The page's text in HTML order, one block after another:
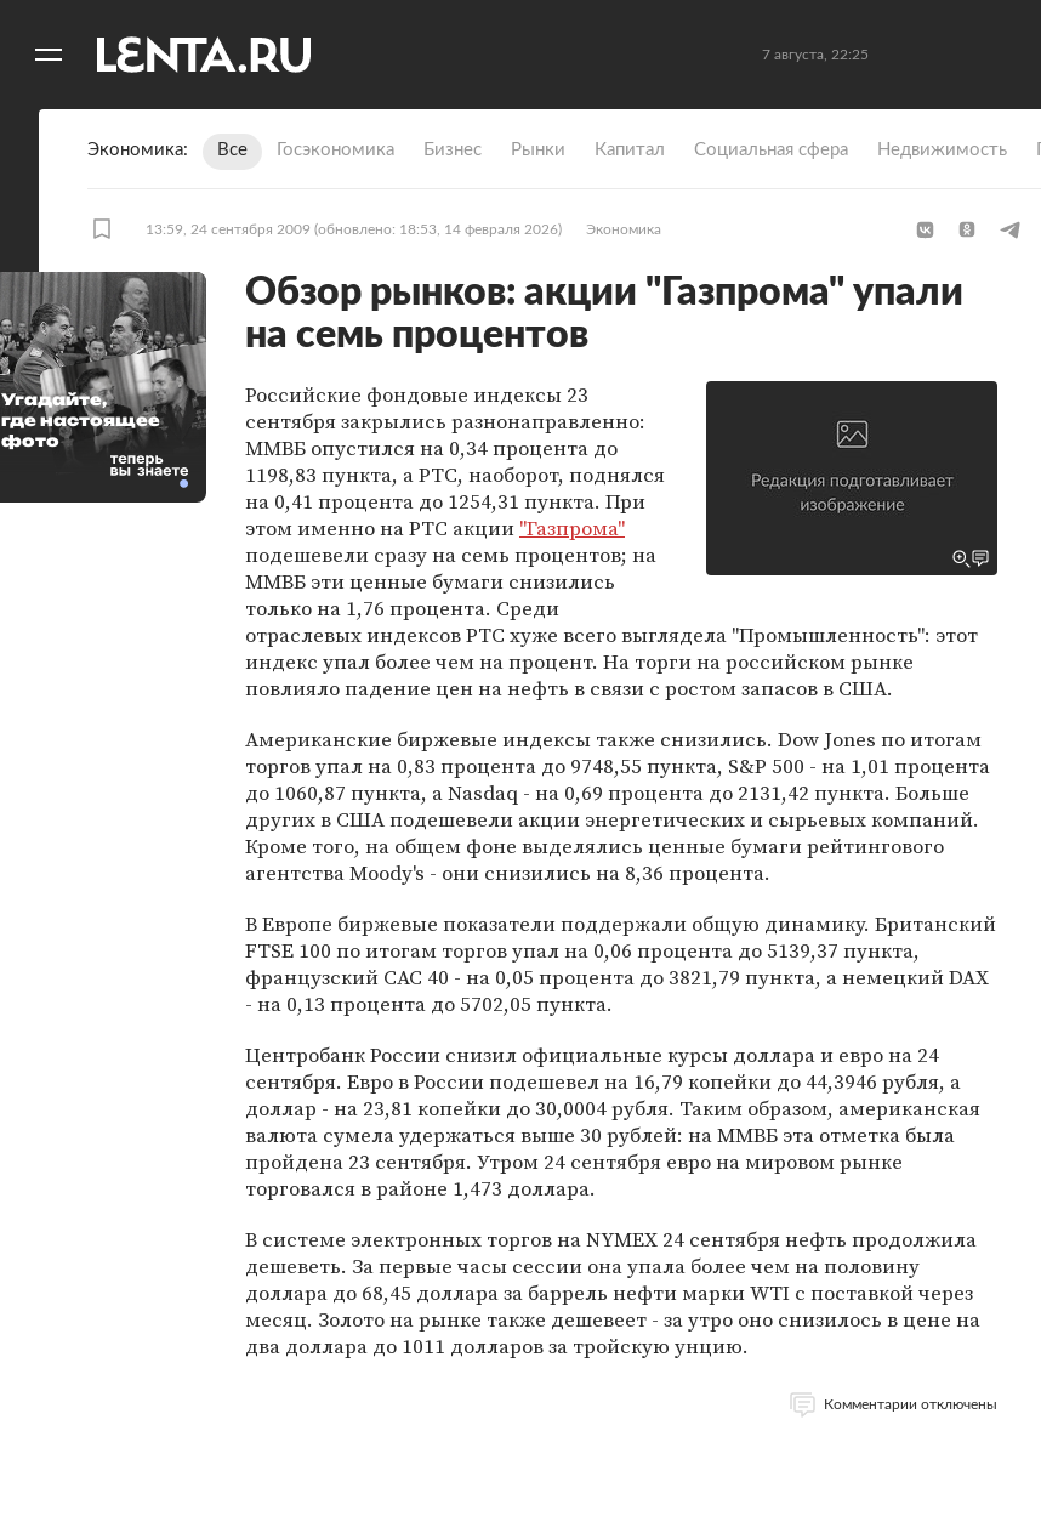
7 августа, 22:25
Экономика Все Госэкономика Бизнес Рынки Капитал Социальная сфера Недвижимость
13:59, 24 сентября 2009 (обновлено: 18:53, 14 февраля 2026) Экономика
Обзор рынков: акции "Газпрома" упали
на семь процентов
Российские фондовые индексы 23
сентября закрылись разнонаправленно:
ММВБ опустился на 0,34 процента до
1198,83 пункта, а РТС, наоборот, поднялся
на 0,41 процента до 1254,31 пункта. При
этом именно на РТС акции "Газпрома"
подешевели сразу на семь процентов; на
ММВБ эти ценные бумаги снизились
только на 1,76 процента. Среди
отраслевых индексов РТС хуже всего выглядела "Промышленность": этот
индекс упал более чем на процент. На торги на российском рынке
повлияло падение цен на нефть в связи с ростом запасов в США.
Американские биржевые индексы также снизились. Dow Jones по итогам
торгов упал на 0,83 процента до 9748,55 пункта, S&P 500 - на 1,01 процента
до 1060,87 пункта, а Nasdaq - на 0,69 процента до 2131,42 пункта. Больше
других в США подешевели акции энергетических и сырьевых компаний.
Кроме того, на общем фоне выделялись ценные бумаги рейтингового
агентства Moody's - они снизились на 8,36 процента.
В Европе биржевые показатели поддержали общую динамику. Британский
FTSE 100 по итогам торгов упал на 0,06 процента до 5139,37 пункта,
французский CAC 40 - на 0,05 процента до 3821,79 пункта, а немецкий DAX
- на 0,13 процента до 5702,05 пункта.
Центробанк России снизил официальные курсы доллара и евро на 24
сентября. Евро в России подешевел на 16,79 копейки до 44,3946 рубля, а
доллар - на 23,81 копейки до 30,0004 рубля. Таким образом, американская
валюта сумела удержаться выше 30 рублей: на ММВБ эта отметка была
пройдена 23 сентября. Утром 24 сентября евро на мировом рынке
торговался в районе 1,473 доллара.
В системе электронных торгов на NYMEX 24 сентября нефть продолжила
дешеветь. За первые часы сессии она упала более чем на половину
доллара до 68,45 доллара за баррель нефти марки WTI с поставкой через
месяц. Золото на рынке также дешевеет - за утро оно снизилось в цене на
два доллара до 1011 долларов за тройскую унцию.
Комментарии отключены
Угадайте,
где настоящее
фото